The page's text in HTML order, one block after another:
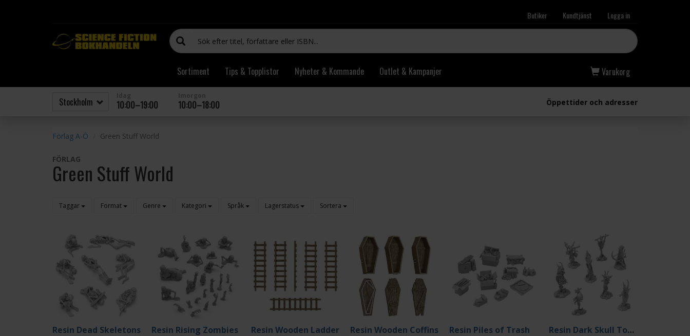
Butiker Kundtjänst Logga in
Sortiment Tips & Topplistor Nyheter & Kommande Outlet & Kampanjer Varukorg
10:00–19:00 10:00–18:00 Öppettider och adresser
Förlag A-Ö Green Stuff World
FÖRLAG
Green Stuff World
Taggar Format Genre Kategori Språk Lagerstatus Sortera
Resin Dead Skeletons Resin Rising Zombies Resin Wooden Ladder Resin Wooden Coffins Resin Piles of Trash Resin Dark Skull Totems